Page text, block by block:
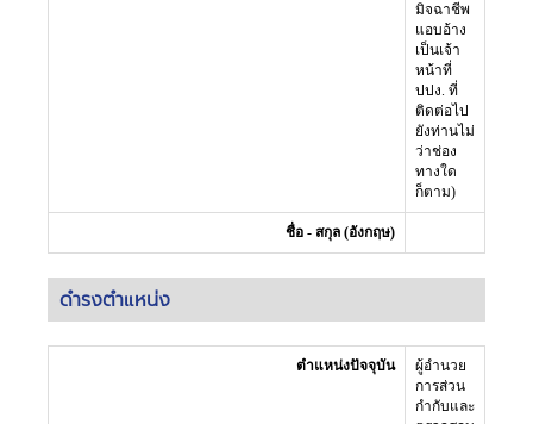
มิจฉาชีพ
แอบอ้าง
เป็นเจ้า
หน้าที่
ปปง. ที่
ติดต่อไป
ยังท่านไม่
ว่าช่อง
ทางใด
ก็ตาม)
ชื่อ - สกุล (อังกฤษ)
ดำรงตำแหน่ง
ตำแหน่งปัจจุบัน
ผู้อำนวย
การส่วน
กำกับและ